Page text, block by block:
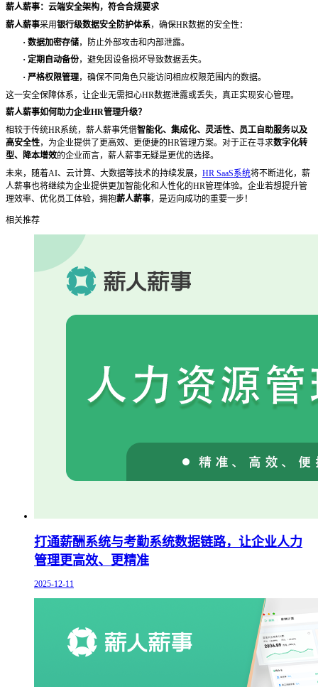
薪人薪事：云端安全架构，符合合规要求
薪人薪事采用银行级数据安全防护体系，确保HR数据的安全性：
· 数据加密存储，防止外部攻击和内部泄露。
· 定期自动备份，避免因设备损坏导致数据丢失。
· 严格权限管理，确保不同角色只能访问相应权限范围内的数据。
这一安全保障体系，让企业无需担心HR数据泄露或丢失，真正实现安心管理。
薪人薪事如何助力企业HR管理升级？
相较于传统HR系统，薪人薪事凭借智能化、集成化、灵活性、员工自助服务以及
高安全性，为企业提供了更高效、更便捷的HR管理方案。对于正在寻求数字化转
型、降本增效的企业而言，薪人薪事无疑是更优的选择。
未来，随着AI、云计算、大数据等技术的持续发展， HR SaaS系统将不断进化，薪
人薪事也将继续为企业提供更加智能化和人性化的HR管理体验。企业若想提升管
理效率、优化员工体验，拥抱薪人薪事，是迈向成功的重要一步！
相关推荐
打通薪酬系统与考勤系统数据链路，让企业人力
管理更高效、更精准
2025-12-11